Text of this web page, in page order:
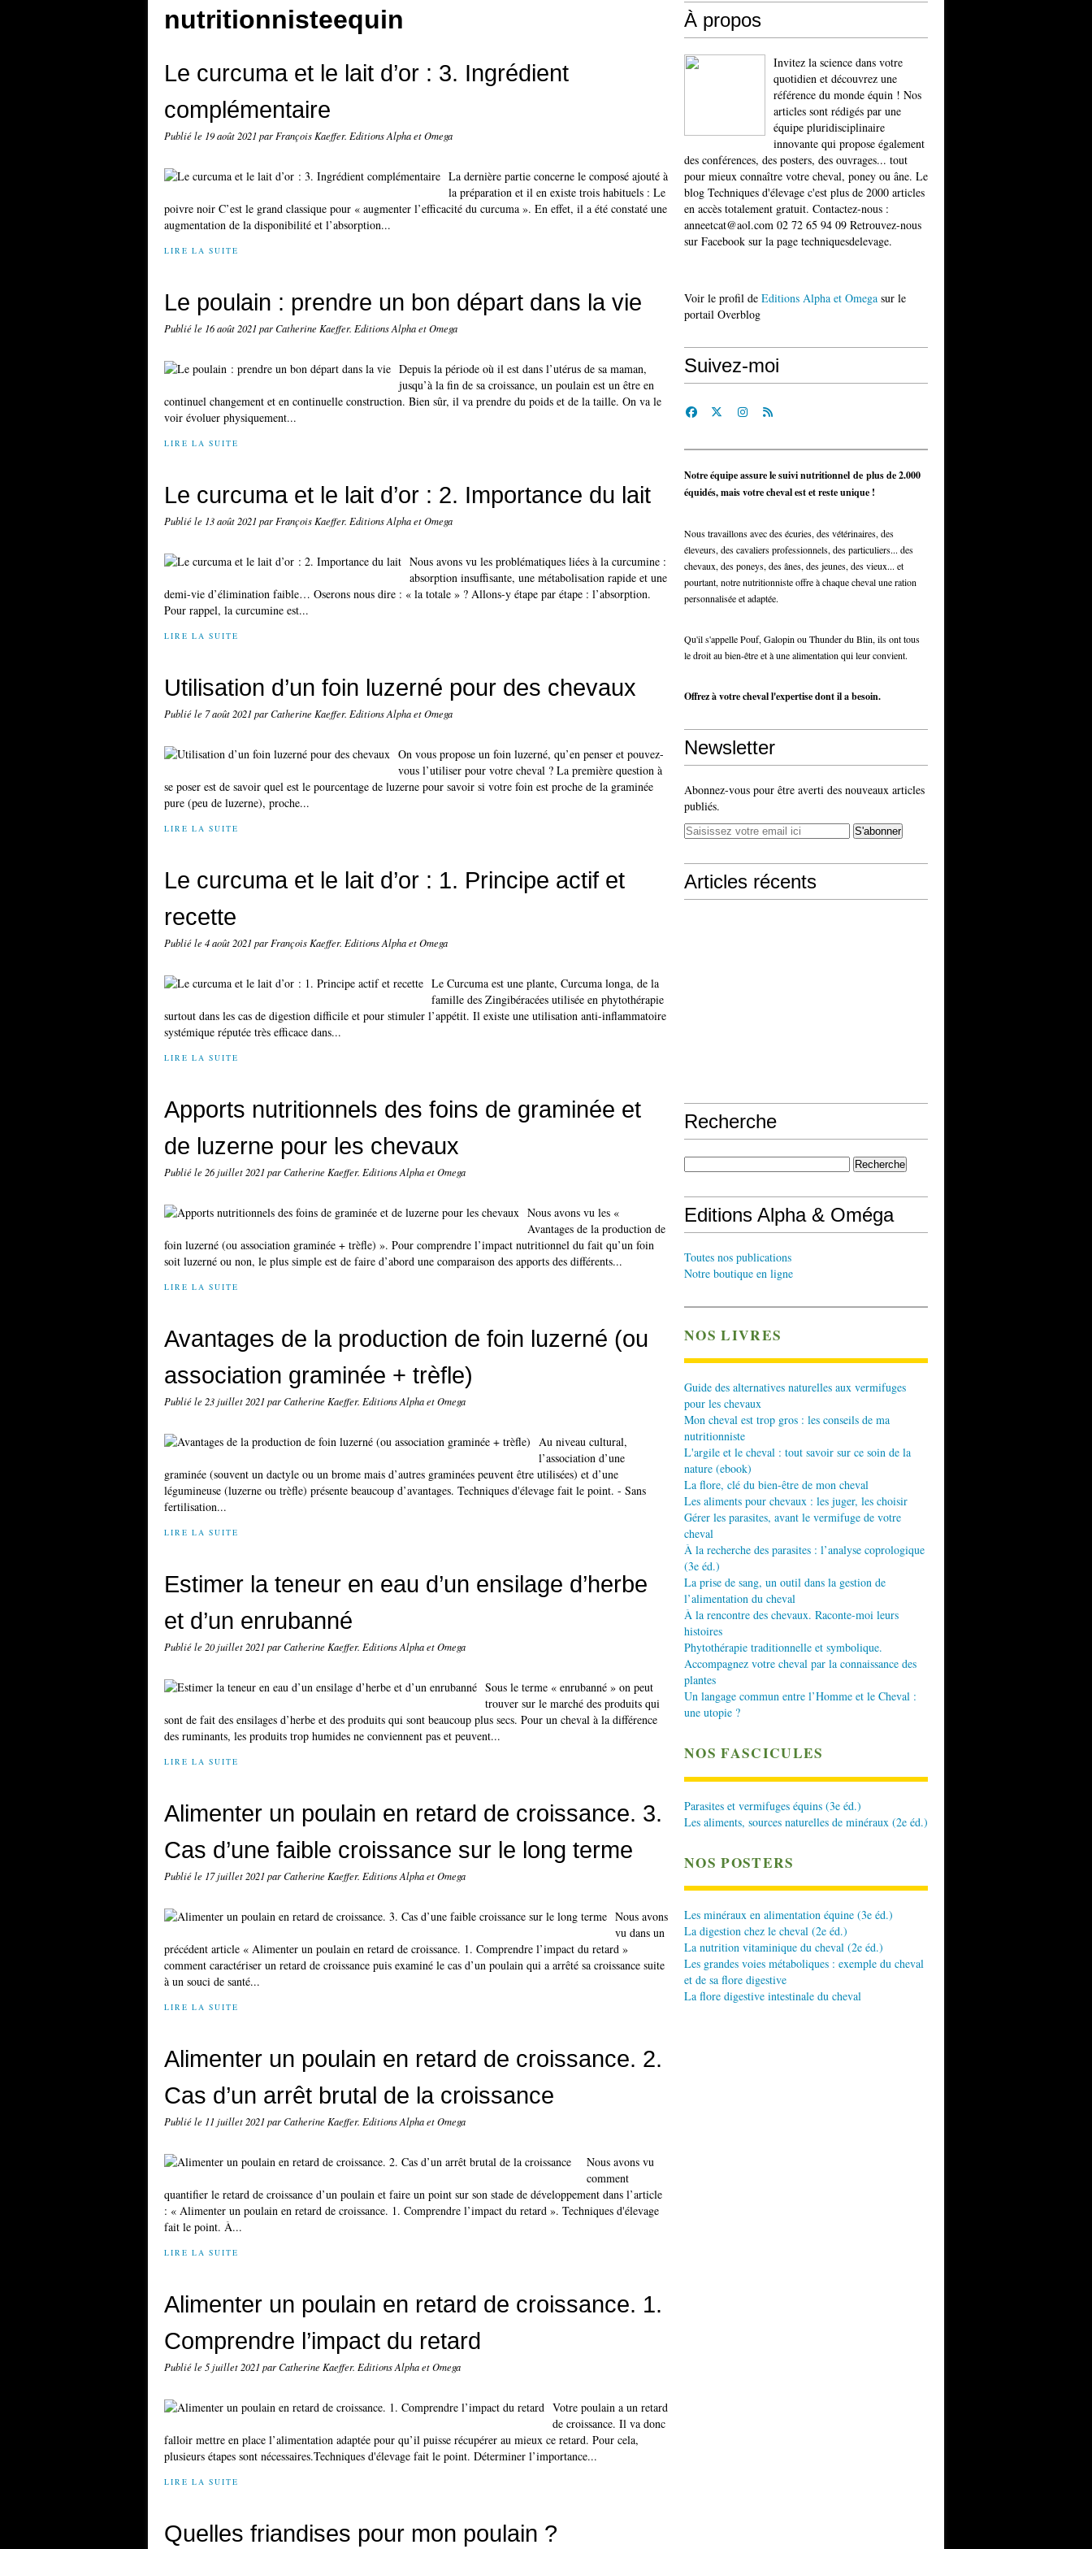
nutritionnisteequin
Le curcuma et le lait d’or : 3. Ingrédient
complémentaire
Publié le 19 août 2021par François Kaeffer. Editions Alpha et Omega
La dernière partie concerne le composé ajouté à
la préparation et il en existe trois habituels : Le
poivre noir C’est le grand classique pour « augmenter l’efficacité du curcuma ». En effet, il a été constaté une
augmentation de la disponibilité et l’absorption...
LIRE LA SUITE
Le poulain : prendre un bon départ dans la vie
Publié le 16 août 2021par Catherine Kaeffer. Editions Alpha et Omega
Depuis la période où il est dans l’utérus de sa maman,
jusqu’à la fin de sa croissance, un poulain est un être en
continuel changement et en continuelle construction. Bien sûr, il va prendre du poids et de la taille. On va le
voir évoluer physiquement...
LIRE LA SUITE
Le curcuma et le lait d’or : 2. Importance du lait
Publié le 13 août 2021par François Kaeffer. Editions Alpha et Omega
Nous avons vu les problématiques liées à la curcumine :
absorption insuffisante, une métabolisation rapide et une
demi-vie d’élimination faible… Oserons nous dire : « la totale » ? Allons-y étape par étape : l’absorption.
Pour rappel, la curcumine est...
LIRE LA SUITE
Utilisation d’un foin luzerné pour des chevaux
Publié le 7 août 2021par Catherine Kaeffer. Editions Alpha et Omega
On vous propose un foin luzerné, qu’en penser et pouvez-
vous l’utiliser pour votre cheval ? La première question à
se poser est de savoir quel est le pourcentage de luzerne pour savoir si votre foin est proche de la graminée
pure (peu de luzerne), proche...
LIRE LA SUITE
Le curcuma et le lait d’or : 1. Principe actif et
recette
Publié le 4 août 2021par François Kaeffer. Editions Alpha et Omega
Le Curcuma est une plante, Curcuma longa, de la
famille des Zingibéracées utilisée en phytothérapie
surtout dans les cas de digestion difficile et pour stimuler l’appétit. Il existe une utilisation anti-inflammatoire
systémique réputée très efficace dans...
LIRE LA SUITE
Apports nutritionnels des foins de graminée et
de luzerne pour les chevaux
Publié le 26 juillet 2021par Catherine Kaeffer. Editions Alpha et Omega
Nous avons vu les «
Avantages de la production de
foin luzerné (ou association graminée + trèfle) ». Pour comprendre l’impact nutritionnel du fait qu’un foin
soit luzerné ou non, le plus simple est de faire d’abord une comparaison des apports des différents...
LIRE LA SUITE
Avantages de la production de foin luzerné (ou
association graminée + trèfle)
Publié le 23 juillet 2021par Catherine Kaeffer. Editions Alpha et Omega
Au niveau cultural,
l’association d’une
graminée (souvent un dactyle ou un brome mais d’autres graminées peuvent être utilisées) et d’une
légumineuse (luzerne ou trèfle) présente beaucoup d’avantages. Techniques d'élevage fait le point. - Sans
fertilisation...
LIRE LA SUITE
Estimer la teneur en eau d’un ensilage d’herbe
et d’un enrubanné
Publié le 20 juillet 2021par Catherine Kaeffer. Editions Alpha et Omega
Sous le terme « enrubanné » on peut
trouver sur le marché des produits qui
sont de fait des ensilages d’herbe et des produits qui sont beaucoup plus secs. Pour un cheval à la différence
des ruminants, les produits trop humides ne conviennent pas et peuvent...
LIRE LA SUITE
Alimenter un poulain en retard de croissance. 3.
Cas d’une faible croissance sur le long terme
Publié le 17 juillet 2021par Catherine Kaeffer. Editions Alpha et Omega
Nous avons
vu dans un
précédent article « Alimenter un poulain en retard de croissance. 1. Comprendre l’impact du retard »
comment caractériser un retard de croissance puis examiné le cas d’un poulain qui a arrêté sa croissance suite
à un souci de santé...
LIRE LA SUITE
Alimenter un poulain en retard de croissance. 2.
Cas d’un arrêt brutal de la croissance
Publié le 11 juillet 2021par Catherine Kaeffer. Editions Alpha et Omega
Nous avons vu
comment
quantifier le retard de croissance d’un poulain et faire un point sur son stade de développement dans l’article
: « Alimenter un poulain en retard de croissance. 1. Comprendre l’impact du retard ». Techniques d'élevage
fait le point. À...
LIRE LA SUITE
Alimenter un poulain en retard de croissance. 1.
Comprendre l’impact du retard
Publié le 5 juillet 2021par Catherine Kaeffer. Editions Alpha et Omega
Votre poulain a un retard
de croissance. Il va donc
falloir mettre en place l’alimentation adaptée pour qu’il puisse récupérer au mieux ce retard. Pour cela,
plusieurs étapes sont nécessaires.Techniques d'élevage fait le point. Déterminer l’importance...
LIRE LA SUITE
Quelles friandises pour mon poulain ?
À propos
Invitez la science dans votre
quotidien et découvrez une
référence du monde équin ! Nos
articles sont rédigés par une
équipe pluridisciplinaire
innovante qui propose également
des conférences, des posters, des ouvrages... tout
pour mieux connaître votre cheval, poney ou âne. Le
blog Techniques d'élevage c'est plus de 2000 articles
en accès totalement gratuit. Contactez-nous :
anneetcat@aol.com 02 72 65 94 09 Retrouvez-nous
sur Facebook sur la page techniquesdelevage.
Voir le profil de Editions Alpha et Omega sur le
portail Overblog
Suivez-moi
Notre équipe assure le suivi nutritionnel de plus de 2.000
équidés, mais votre cheval est et reste unique !
Nous travaillons avec des écuries, des vétérinaires, des
éleveurs, des cavaliers professionnels, des particuliers... des
chevaux, des poneys, des ânes, des jeunes, des vieux... et
pourtant, notre nutritionniste offre à chaque cheval une ration
personnalisée et adaptée.
Qu'il s'appelle Pouf, Galopin ou Thunder du Blin, ils ont tous
le droit au bien-être et à une alimentation qui leur convient.
Offrez à votre cheval l'expertise dont il a besoin.
Newsletter
Abonnez-vous pour être averti des nouveaux articles
publiés.
Articles récents
Recherche
Editions Alpha & Oméga
Toutes nos publications
Notre boutique en ligne
NOS LIVRES
Guide des alternatives naturelles aux vermifuges
pour les chevaux
Mon cheval est trop gros : les conseils de ma
nutritionniste
L'argile et le cheval : tout savoir sur ce soin de la
nature (ebook)
La flore, clé du bien-être de mon cheval
Les aliments pour chevaux : les juger, les choisir
Gérer les parasites, avant le vermifuge de votre
cheval
À la recherche des parasites : l’analyse coprologique
(3e éd.)
La prise de sang, un outil dans la gestion de
l’alimentation du cheval
À la rencontre des chevaux. Raconte-moi leurs
histoires
Phytothérapie traditionnelle et symbolique.
Accompagnez votre cheval par la connaissance des
plantes
Un langage commun entre l’Homme et le Cheval :
une utopie ?
NOS FASCICULES
Parasites et vermifuges équins (3e éd.)
Les aliments, sources naturelles de minéraux (2e éd.)
NOS POSTERS
Les minéraux en alimentation équine (3e éd.)
La digestion chez le cheval (2e éd.)
La nutrition vitaminique du cheval (2e éd.)
Les grandes voies métaboliques : exemple du cheval
et de sa flore digestive
La flore digestive intestinale du cheval